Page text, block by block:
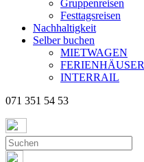
Gruppenreisen
Festtagsreisen
Nachhaltigkeit
Selber buchen
MIETWAGEN
FERIENHÄUSER
INTERRAIL
071 351 54 53